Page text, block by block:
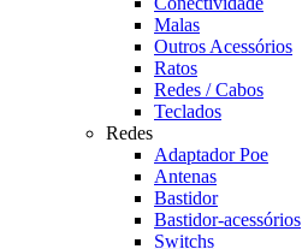
Malas
Outros Acessórios
Ratos
Redes / Cabos
Teclados
Redes
Adaptador Poe
Antenas
Bastidor
Bastidor-acessórios
Switchs